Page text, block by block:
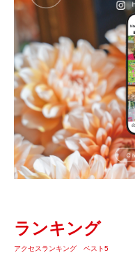
ランキング
アクセスランキング ベスト5